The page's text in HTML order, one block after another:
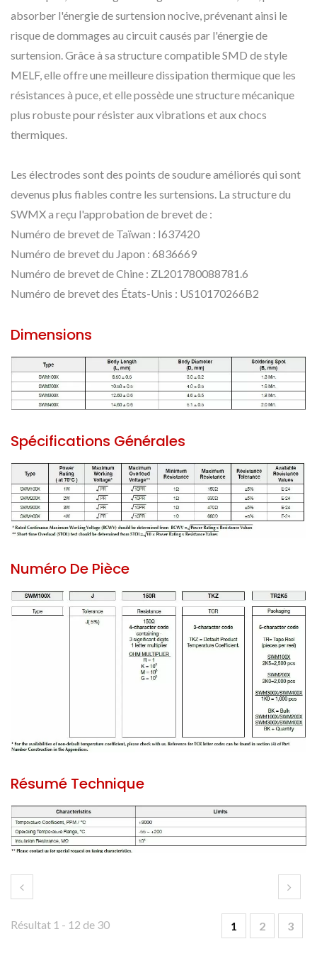
absorber l'énergie de surtension nocive, prévenant ainsi le
risque de dommages au circuit causés par l'énergie de
surtension. Grâce à sa structure compatible SMD de style
MELF, elle offre une meilleure dissipation thermique que les
résistances à puce, et elle possède une structure mécanique
plus robuste pour résister aux vibrations et aux chocs
thermiques.
Les électrodes sont des points de soudure améliorés qui sont
devenus plus fiables contre les surtensions. La structure du
SWMX a reçu l'approbation de brevet de :
Numéro de brevet de Taïwan : I637420
Numéro de brevet du Japon : 6836669
Numéro de brevet de Chine : ZL201780088781.6
Numéro de brevet des États-Unis : US10170266B2
Dimensions
Spécifications Générales
Numéro De Pièce
Résumé Technique
Résultat 1 - 12 de 30 1 2 3